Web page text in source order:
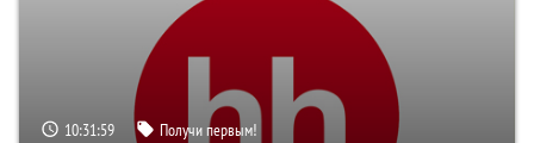
10:31:58 Получи первым!